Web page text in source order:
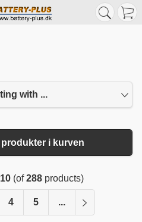
with ...
i kurven
10(of288products)
4 5 ...